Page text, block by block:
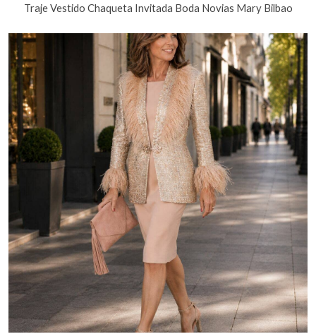
Traje Vestido Chaqueta Invitada Boda Novias Mary Bilbao